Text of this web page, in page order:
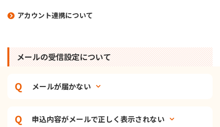
アカウント連携について
メールの受信設定について
メールが届かない
申込内容がメールで正しく表示されない